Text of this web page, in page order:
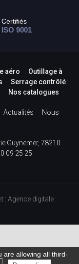
Certifiés
ISO 9001
aéro
Outillage à
Serrage contrôlé
Nos catalogues
Actualités
Nous
Guynemer, 78210
09 25 25
: Agence digitale :
are allowing all third-